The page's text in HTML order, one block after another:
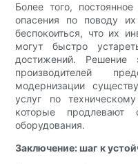
Более того,
опасения по поводу
беспокоиться, что их
могут быстро
достижений. Решение
производителей
модернизации
услуг по
которые продлевают
оборудования.
Заключение: шаг к